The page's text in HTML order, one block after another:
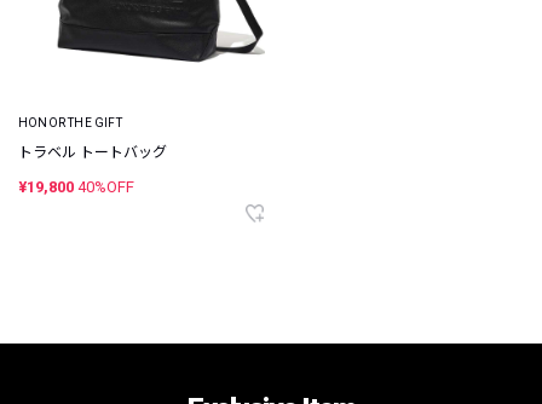
HONOR THE GIFT
トラベル トートバッグ
¥19,800 40%OFF